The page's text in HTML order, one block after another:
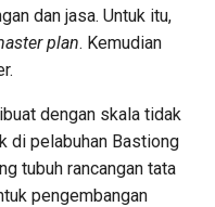
dan jasa. Untuk itu,
plan. Kemudian
dengan skala tidak
di pelabuhan Bastiong
tubuh rancangan tata
pengembangan